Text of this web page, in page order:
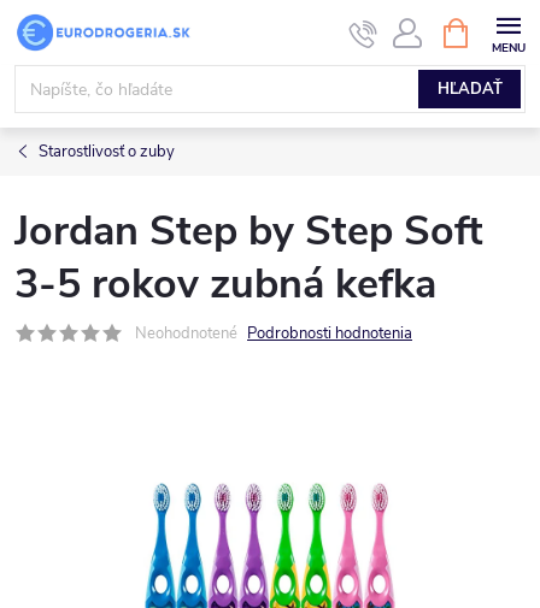
Prejsť
obsah
HĽADAŤ
KOŠÍK
Starostlivosť o zuby
Jordan Step by Step Soft
3-5 rokov zubná kefka
Neohodnotené Podrobnosti hodnotenia